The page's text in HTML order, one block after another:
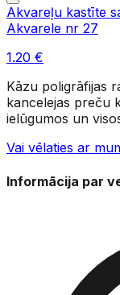
Akvareļu kastīte
Akvarele nr 27
1.20 €
Kāzu poligrāfijas
kancelejas preču
ielūgumos un
Vai vēlaties ar
Informācija par